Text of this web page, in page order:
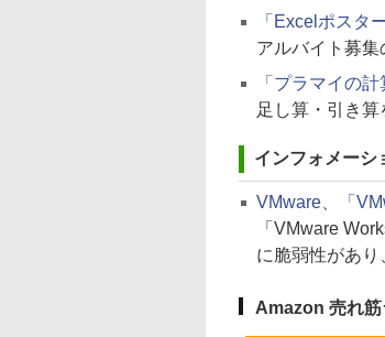
「Excelポスタ
アルバイト募
「プラマイの
足し算・引き
インフォメーシ
VMware、「
「VMware
に脆弱性があり
Amazon 売れ